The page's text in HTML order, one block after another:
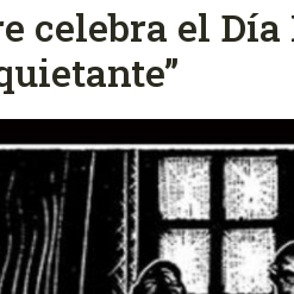
celebra el